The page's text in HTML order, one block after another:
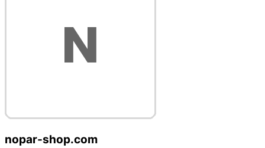
nopar-shop.com